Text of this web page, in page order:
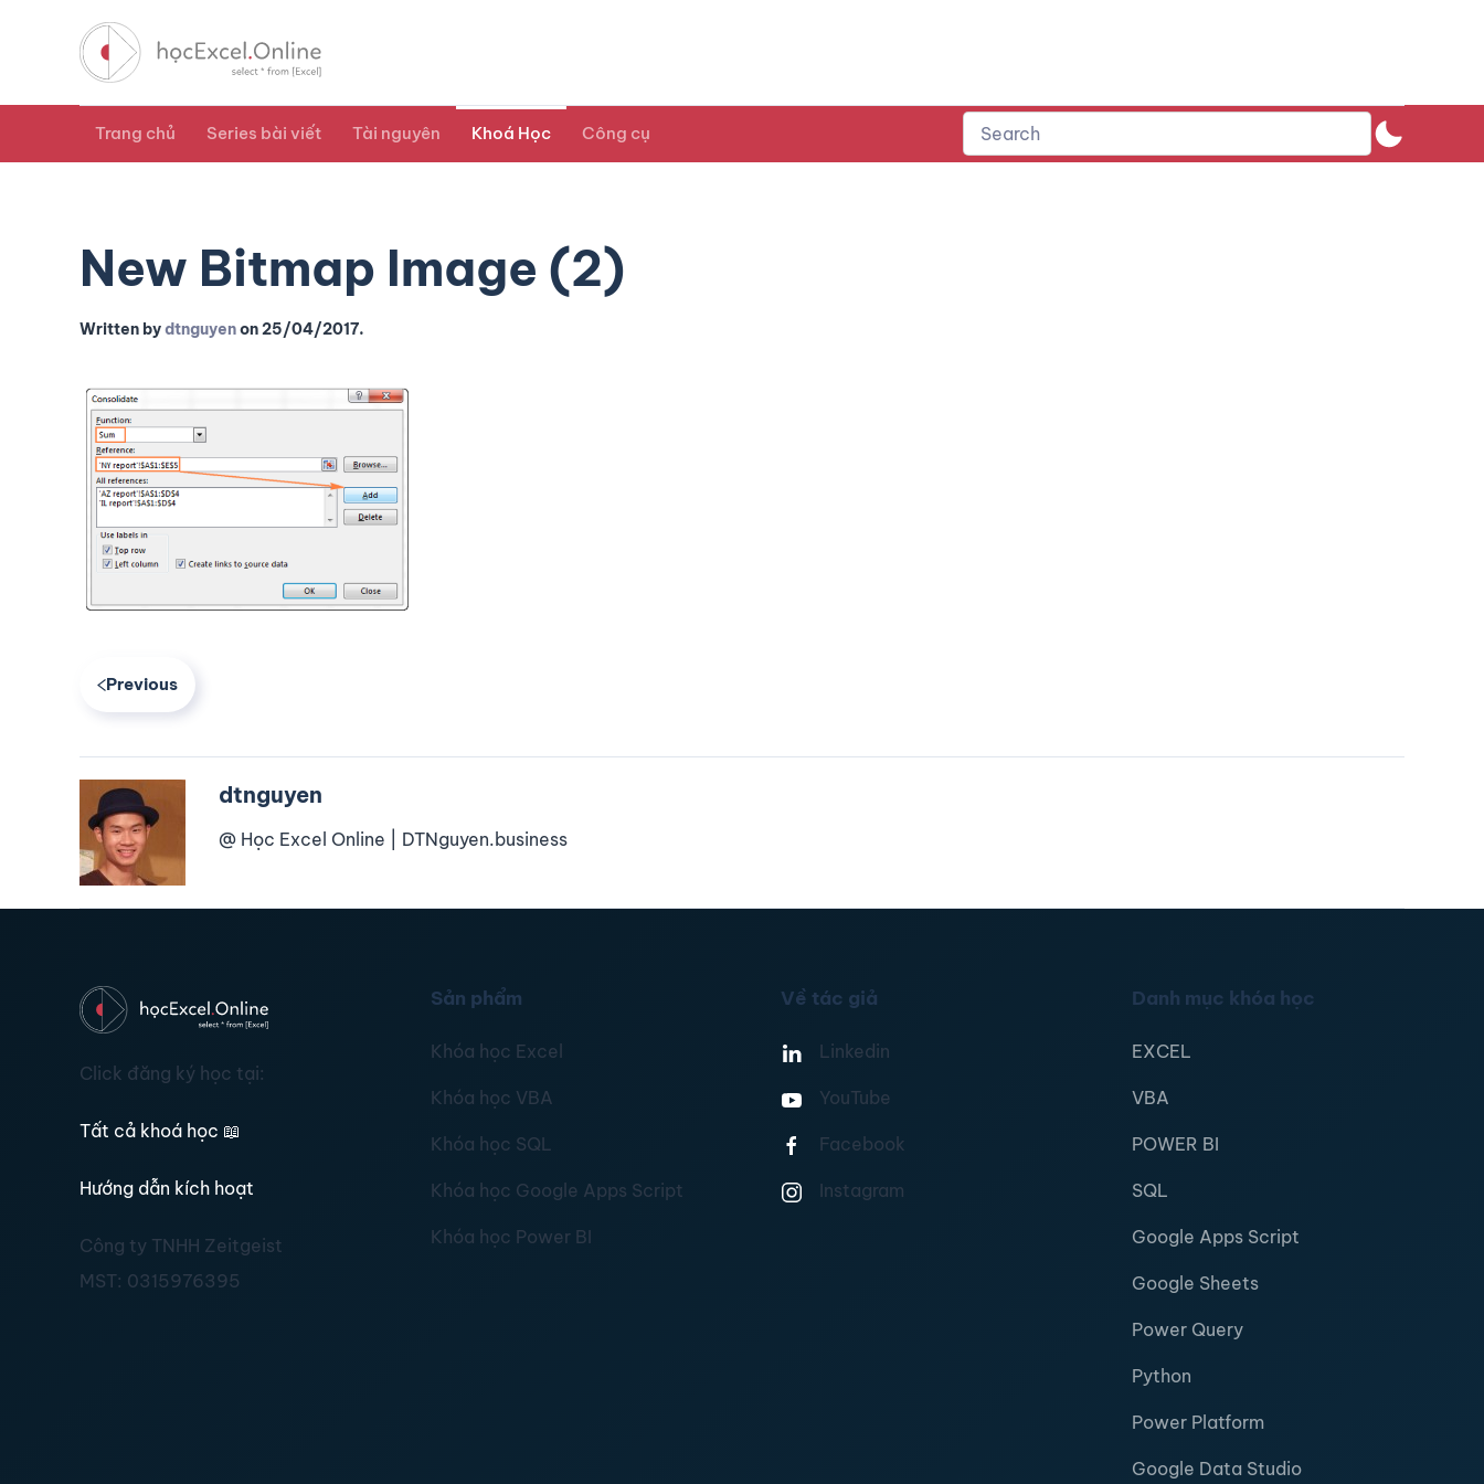
Trang chủ Series bài viết Tài nguyên Khoá Học Công cụ
New Bitmap Image (2)
Written bydtnguyenon25/04/2017.
Previous
dtnguyen
@ Học Excel Online | DTNguyen.business
Click đăng ký học tại:
Tất cả khoá học 📖
Hướng dẫn kích hoạt
Công ty TNHH Zeitgeist
MST: 0315976395
Sản phẩm
Khóa học Excel
Khóa học VBA
Khóa học SQL
Khóa học Google Apps Script
Khóa học Power BI
Về tác giả
Linkedin
YouTube
Facebook
Instagram
Danh mục khóa học
EXCEL
VBA
POWER BI
SQL
Google Apps Script
Google Sheets
Power Query
Python
Power Platform
Google Data Studio